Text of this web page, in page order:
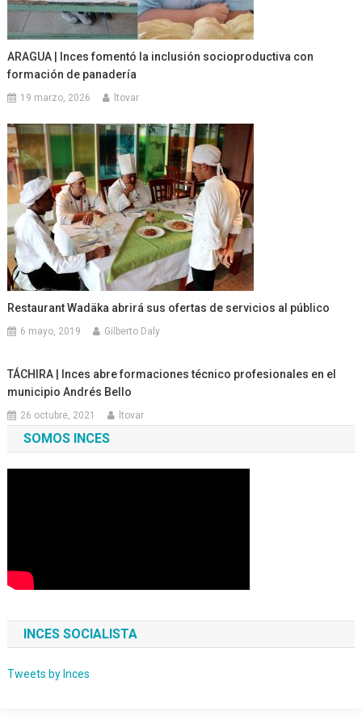
ARAGUA | Inces fomentó la inclusión socioproductiva con
formación de panadería
19 marzo, 2026 ltovar
Restaurant Wadäka abrirá sus ofertas de servicios al público
6 mayo, 2019 Gilberto Daly
TÁCHIRA | Inces abre formaciones técnico profesionales en el
municipio Andrés Bello
26 octubre, 2021 ltovar
SOMOS INCES
INCES SOCIALISTA
Tweets by Inces